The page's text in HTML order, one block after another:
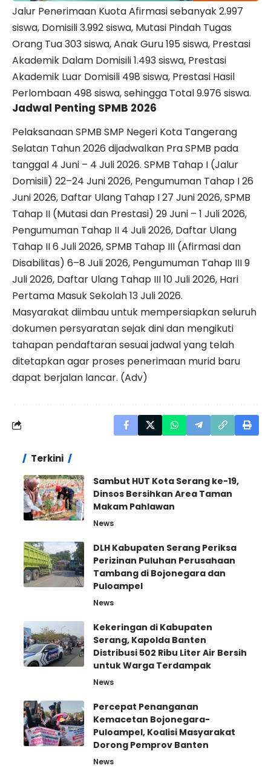
Jalur Penerimaan Kuota Afirmasi sebanyak 2.997
siswa, Domisili 3.992 siswa, Mutasi Pindah Tugas
Orang Tua 303 siswa, Anak Guru 195 siswa, Prestasi
Akademik Dalam Domisili 1.493 siswa, Prestasi
Akademik Luar Domisili 498 siswa, Prestasi Hasil
Perlombaan 498 siswa, sehingga Total 9.976 siswa.
Jadwal Penting SPMB 2026
Pelaksanaan SPMB SMP Negeri Kota Tangerang
Selatan Tahun 2026 dijadwalkan Pra SPMB pada
tanggal 4 Juni – 4 Juli 2026. SPMB Tahap I (Jalur
Domisili) 22–24 Juni 2026, Pengumuman Tahap I 26
Juni 2026, Daftar Ulang Tahap I 27 Juni 2026, SPMB
Tahap II (Mutasi dan Prestasi) 29 Juni – 1 Juli 2026,
Pengumuman Tahap II 4 Juli 2026, Daftar Ulang
Tahap II 6 Juli 2026, SPMB Tahap III (Afirmasi dan
Disabilitas) 6–8 Juli 2026, Pengumuman Tahap III 9
Juli 2026, Daftar Ulang Tahap III 10 Juli 2026, Hari
Pertama Masuk Sekolah 13 Juli 2026.
Masyarakat diimbau untuk mempersiapkan seluruh
dokumen persyaratan sejak dini dan mengikuti
tahapan pendaftaran sesuai jadwal yang telah
ditetapkan agar proses penerimaan murid baru
dapat berjalan lancar. (Adv)
Terkini
Sambut HUT Kota Serang ke-19,
Dinsos Bersihkan Area Taman
Makam Pahlawan
News
DLH Kabupaten Serang Periksa
Perizinan Puluhan Perusahaan
Tambang di Bojonegara dan
Puloampel
News
Kekeringan di Kabupaten
Serang, Kapolda Banten
Distribusi 502 Ribu Liter Air Bersih
untuk Warga Terdampak
News
Percepat Penanganan
Kemacetan Bojonegara-
Puloampel, Koalisi Masyarakat
Dorong Pemprov Banten
News